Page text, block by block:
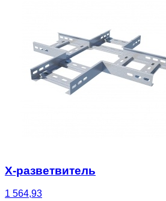
Х-разветвитель
1 564,93